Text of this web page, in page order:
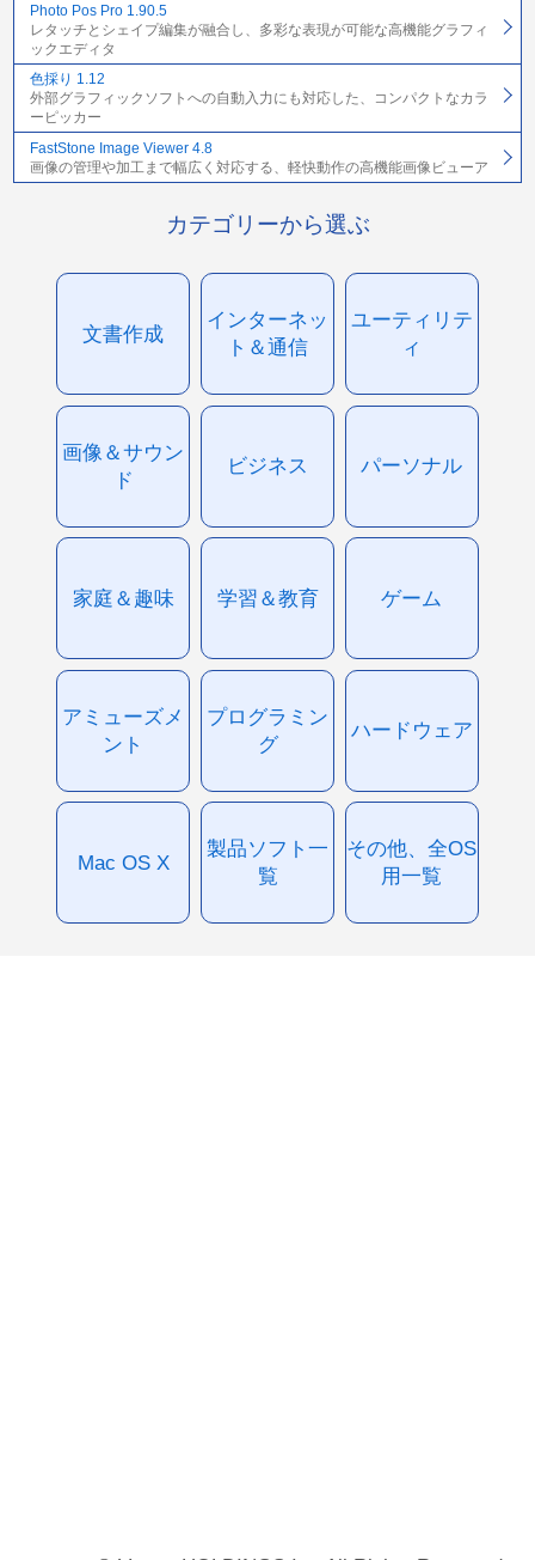
Photo Pos Pro 1.90.5
レタッチとシェイプ編集が融合し、多彩な表現が可能な高機能グラフィ
ックエディタ
色採り 1.12
外部グラフィックソフトへの自動入力にも対応した、コンパクトなカラ
ーピッカー
FastStone Image Viewer 4.8
画像の管理や加工まで幅広く対応する、軽快動作の高機能画像ビューア
カテゴリーから選ぶ
文書作成
インターネッ
ト＆通信
ユーティリテ
ィ
画像＆サウン
ド
ビジネス パーソナル
家庭＆趣味 学習＆教育 ゲーム
アミューズメ
ント
プログラミン
グ
ハードウェア
Mac OS X
製品ソフト一
覧
その他、全OS
用一覧